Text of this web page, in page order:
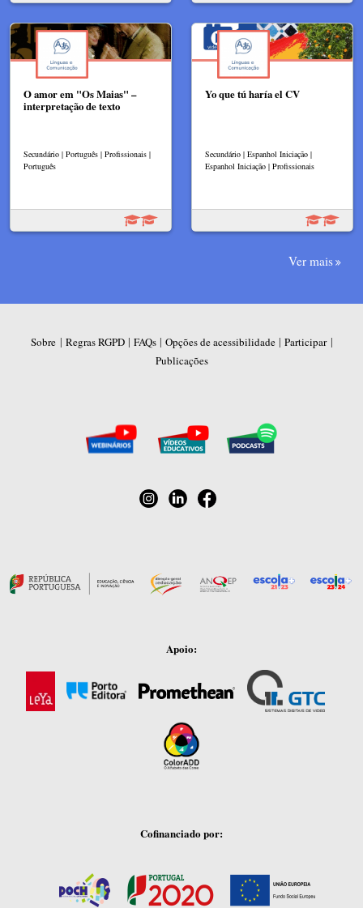
O amor em "Os Maias" –
interpretação de texto
Secundário | Português | Profissionais |
Português
Yo que tú haría el CV
Secundário | Espanhol Iniciação |
Espanhol Iniciação | Profissionais
Ver mais
Sobre | Regras RGPD| FAQs| Opções de acessibilidade| Participar|
Publicações
Apoio:
Cofinanciado por: